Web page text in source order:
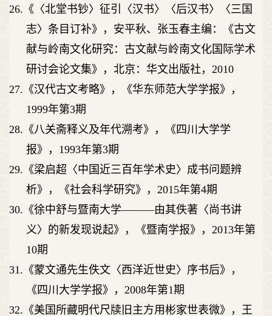
26. 《〈北堂书钞〉征引〈汉书〉〈后汉书〉〈三国
志〉条目订补》，安平秋、张玉春主编：《古文
献与岭南文化研究：古文献与岭南文化国际学术
研讨会论文集》，北京：华文出版社， 2010
27. 《汉代古文考略》，《华东师范大学学报》，
1999年第3期
28. 《八关斋释义及年代溯考》，《四川大学学
报》， 1993年第3期
29. 《梁启超〈中国近三百年学术史〉成书问题辨
析》，《社会科学研究》， 2015年第4期
30. 《徐中舒与暨南大学———由其佚著〈尚书讲
义〉的新发现说起》，《暨南学报》， 2013年第
10期
31. 《蒙文通先生佚文〈西洋近世史〉序书后》，
《四川大学学报》， 2008年第1期
32. 《美国所藏明代尺牍旧主方用彬家世表微》，王